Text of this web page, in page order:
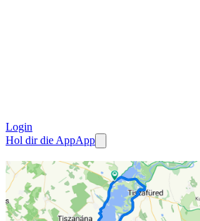
Login
Hol dir die AppApp